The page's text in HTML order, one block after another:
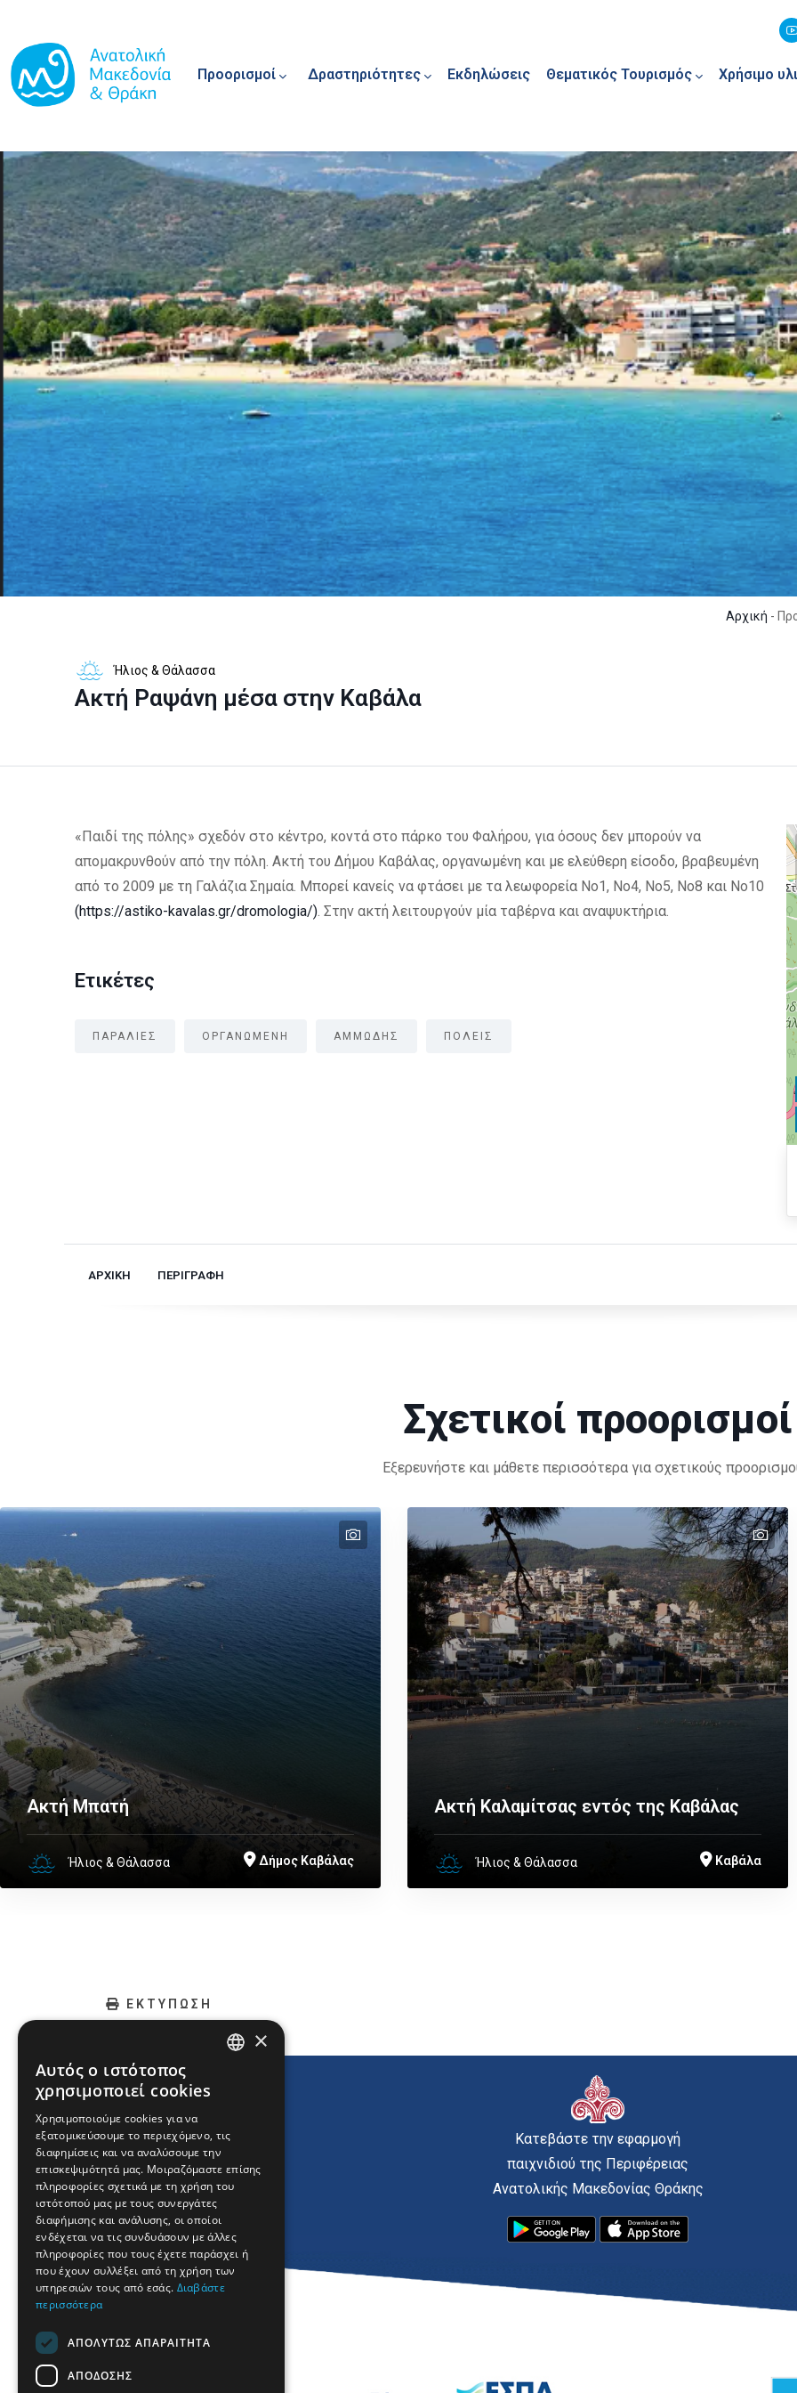
Προορισμοί Δραστηριότητες Εκδηλώσεις Θεματικός Τουρισμός Χρήσιμο
Αρχική -
Ήλιος & Θάλασσα
Ακτή Ραψάνη μέσα στην Καβάλα
«Παιδί της πόλης» σχεδόν στο κέντρο, κοντά στο πάρκο του Φαλήρου, για όσους δεν μπορούν να
απομακρυνθούν από την πόλη. Ακτή του Δήμου Καβάλας, οργανωμένη και με ελεύθερη είσοδο, βραβευμένη
από το 2009 με τη Γαλάζια Σημαία. Μπορεί κανείς να φτάσει με τα λεωφορεία Νο1, Νο4, Νο5, Νο8 και Νο10
(https://astiko-kavalas.gr/dromologia/). Στην ακτή λειτουργούν μία ταβέρνα και αναψυκτήρια.
Ετικέτες
ΠΑΡΑΛΙΕΣ ΟΡΓΑΝΩΜΕΝΗ ΑΜΜΩΔΗΣ ΠΟΛΕΙΣ
ΑΡΧΙΚΗ ΠΕΡΙΓΡΑΦΗ
Σχετικοί προορισμοί
Εξερευνήστε και μάθετε περισσότερα για σχετικούς
Ακτή Μπατή
Ήλιος & Θάλασσα Δήμος Καβάλας
text
text
Ακτή Καλαμίτσας εντός της Καβάλας
Ήλιος & Θάλασσα Καβάλα
ΕΚΤΥΠΩΣΗ
Κατεβάστε την εφαρμογή
παιχνιδιού της Περιφέρειας
Ανατολικής Μακεδονίας Θράκης
FRENCH
BULGARIAN
ROMANIAN
TURKISH
×
Αυτός ο ιστότοπος
χρησιμοποιεί cookies
Χρησιμοποιούμε cookies για να
εξατομικεύσουμε το περιεχόμενο, τις
διαφημίσεις και να αναλύσουμε την
επισκεψιμότητά μας. Μοιραζόμαστε επίσης
πληροφορίες σχετικά με τη χρήση του
ιστότοπού μας με τους συνεργάτες
διαφήμισης και ανάλυσης, οι οποίοι
ενδέχεται να τις συνδυάσουν με άλλες
πληροφορίες που τους έχετε παράσχει ή
που έχουν συλλέξει από τη χρήση των
υπηρεσιών τους από εσάς. Διαβάστε
περισσότερα
ΑΠΟΛΎΤΩΣ ΑΠΑΡΑΊΤΗΤΑ
ΑΠΌΔΟΣΗΣ